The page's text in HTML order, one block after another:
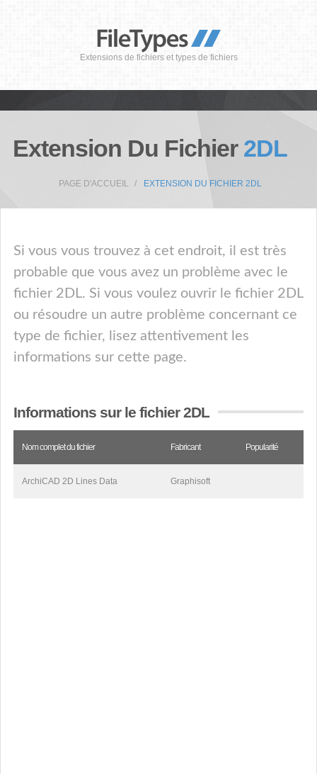
Extensions de fichiers et types de fichiers
Extension Du Fichier 2DL
PAGE D'ACCUEIL EXTENSION DU FICHIER 2DL
Si vous vous trouvez à cet endroit, il est très
probable que vous avez un problème avec le
fichier 2DL. Si vous voulez ouvrir le fichier 2DL
ou résoudre un autre problème concernant ce
type de fichier, lisez attentivement les
informations sur cette page.
Informations sur le fichier 2DL
Nom complet du fichier Fabricant Popularité
ArchiCAD 2D Lines Data Graphisoft